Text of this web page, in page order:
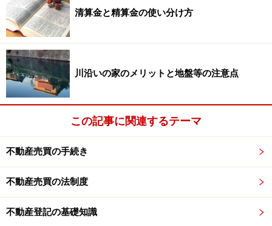
宅地建物取引士がただ書類を棒読みするだけであれば、
取引士自身が説明に慣れていない初心者か、あるいは対
象物件をまったく把握していないものと判断して差し支
えないでしょう。
それでは、重要事項説明書の各項目ごとにポイントや注
意事項をみていくことにしましょう。
売買対象の不動産の表示
売買対象不動産を特定するために必要な項目が記載され
清算金と精算金の使い分け方
川沿いの家のメリットと地盤等の注意点
この記事に関連するテーマ
不動産売買の手続き
不動産売買の法制度
不動産登記の基礎知識